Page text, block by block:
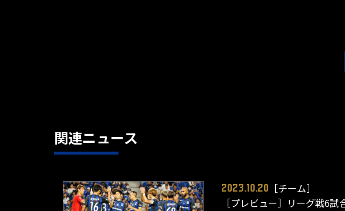
関連ニュース
2023.10.20
［チーム］
［プレビュー］リーグ戦6